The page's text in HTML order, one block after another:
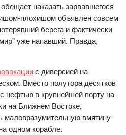
наказать зарвавшегося
плохишом объявлен совсем
берега и фактически
уже напавший. Правда,
с диверсией на
Вместо полутора десятков
нефтью в крупнейшей порту на
на Ближнем Востоке,
маловразумительную вмятину
одном корабле.